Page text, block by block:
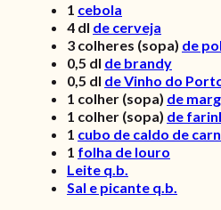
1 cebola
4 dl de cerveja
3 colheres (sopa) de
0,5 dl de brandy
0,5 dl de Vinho do
1 colher (sopa) de
1 colher (sopa) de
1 cubo de caldo de
1 folha de louro
Leite q.b.
Sal e picante q.b.